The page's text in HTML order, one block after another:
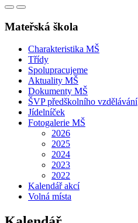
Mateřská škola
Charakteristika MŠ
Třídy
Spolupracujeme
Aktuality MŠ
Dokumenty MŠ
ŠVP předškolního vzdělávání
Jídelníček
Fotogalerie MŠ
2026
2025
2024
2023
2022
Kalendář akcí
Volná místa